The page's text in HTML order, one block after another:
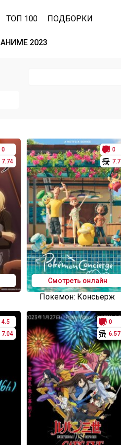
ТОП 100 ПОДБОРКИ
АНИМЕ 2023
0
7.74
0
7.7
Смотреть онлайн
Покемон: Консьерж
4.5
7.04
0
6.57